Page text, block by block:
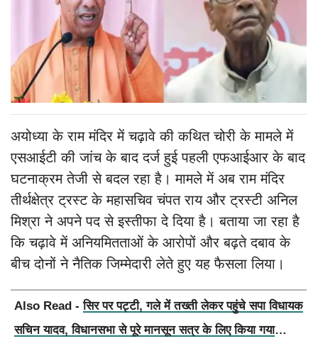
अयोध्या के राम मंदिर में चढ़ावे की कथित चोरी के मामले में
एसआईटी की जांच के बाद दर्ज हुई पहली एफआईआर के बाद
घटनाक्रम तेजी से बदल रहा है। मामले में अब राम मंदिर
तीर्थक्षेत्र ट्रस्ट के महासचिव चंपत राय और ट्रस्टी अनिल
मिश्रा ने अपने पद से इस्तीफा दे दिया है। बताया जा रहा है
कि चढ़ावे में अनियमितताओं के आरोपों और बढ़ते दबाव के
बीच दोनों ने नैतिक जिम्मेदारी लेते हुए यह फैसला लिया।
Also Read -सिर पर पट्टी, गले में तख्ती लेकर पहुंचे सपा विधायक
सचिन यादव, विधानसभा से पूरे मानसून सत्र के लिए किया गया